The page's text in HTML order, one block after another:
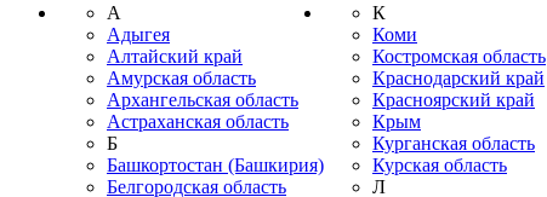
А
Адыгея
Алтайский край
Амурская область
Архангельская область
Астраханская область
Б
Башкортостан (Башкирия)
Белгородская область
К
Коми
Костромская область
Краснодарский край
Красноярский край
Крым
Курганская область
Курская область
Л